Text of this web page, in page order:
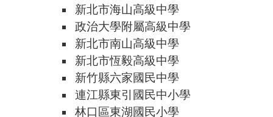
新北市海山高級中學
政治大學附屬高級中學
新北市南山高級中學
新北市恆毅高級中學
新竹縣六家國民中學
連江縣東引國民中小學
林口區東湖國民小學